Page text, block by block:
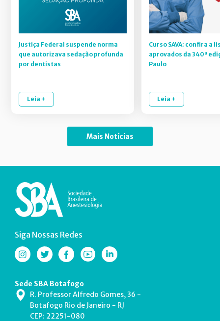
Justiça Federal suspende norma
que autorizava sedação profunda
por dentistas
Leia +
Curso SAVA: confira a
aprovados da 340ª
Paulo
Leia +
Mais Notícias
Siga Nossas Redes
Sede SBA Botafogo
R. Professor Alfredo Gomes, 36 -
Botafogo Rio de Janeiro - RJ
CEP: 22251-080